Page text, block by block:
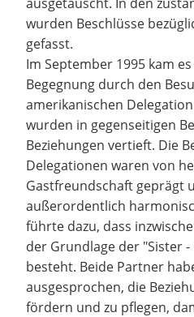
wurden Beschlüsse
gefasst.
Im September 1995 kam
Begegnung durch den
amerikanischen
wurden in gegenseitigen
Beziehungen vertieft. Die
Delegationen waren von
Gastfreundschaft geprägt
außerordentlich
führte dazu, dass
der Grundlage der "Sister -
besteht. Beide Partner
ausgesprochen, die
fördern und zu pflegen,